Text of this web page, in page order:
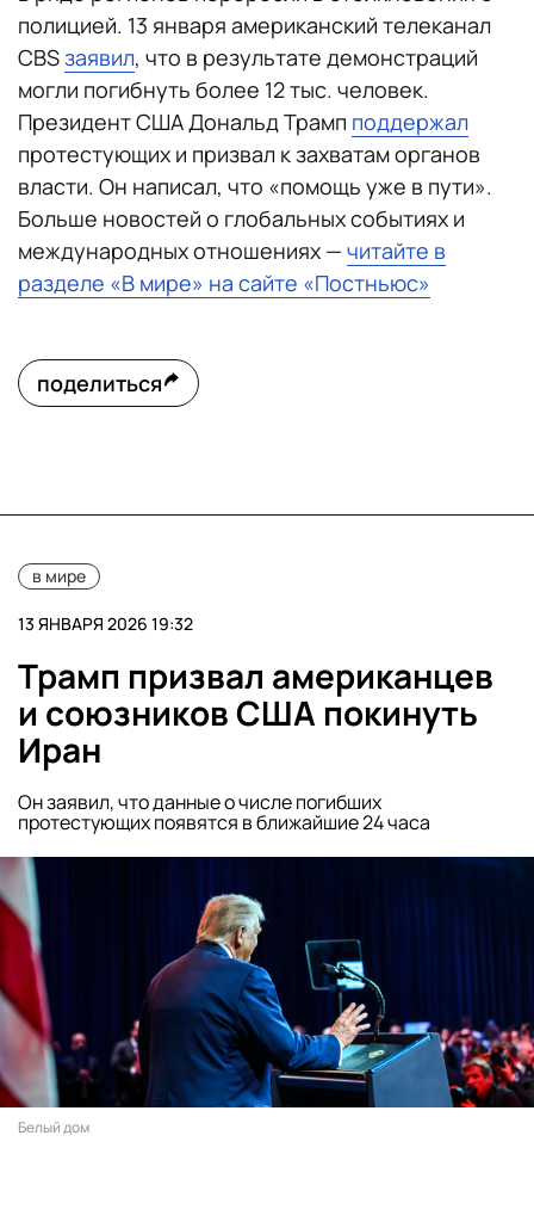
полицией. 13 января американский телеканал
CBSзаявил, что в результате демонстраций
могли погибнуть более 12 тыс. человек.
Президент США Дональд Трамп поддержал
протестующих и призвал к захватам органов
власти. Он написал, что «помощь уже в пути».
Больше новостей о глобальных событиях и
международных отношениях — читайте в
разделе «В мире» на сайте «Постньюс»
поделиться
в мире
13 ЯНВАРЯ 2026 19:32
Трамп призвал американцев
и союзников США покинуть
Иран
Он заявил, что данные о числе погибших
протестующих появятся в ближайшие 24 часа
Белый дом